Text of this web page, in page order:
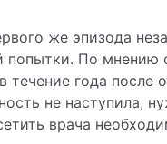
же эпизода
попытки. По мнению
года после
не наступила,
врача